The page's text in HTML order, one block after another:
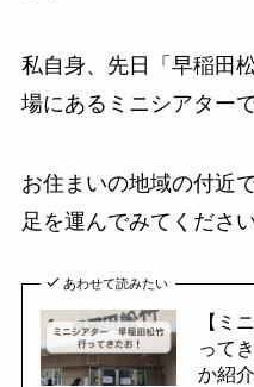
私自身、先日「早稲田
場にあるミニシアター
お住まいの地域の付近
足を運んでみてください
あわせて読みたい
【ミ
って
か紹